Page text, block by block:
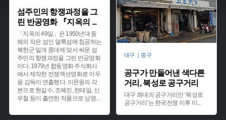
섬주민의 항쟁과정을 그
린 반공영화 『지옥의 ...
「지옥의 49일」은 1950년대 동
해의 작은 섬인 얼룩섬에 침공하는
북한군 일개 중대에 맞서 싸운 섬
주민의 항쟁과정을 그린 반공영화
이다. 1979년 합동영화 주식회사
에서 제작한 전쟁액션영화로 이두
용 감독이 연출했다. 이문웅의 각
본으로 현길수, 조혜진, 한태일, 신
우철 등이 출연한 작품으로 상영...
대구 ｜중구
공구가 만들어낸 색다른
거리, 북성로 공구거리
대구 최대의 공구거리인 ‘북성로
공구거리’는 한국전쟁 이후 미 ...